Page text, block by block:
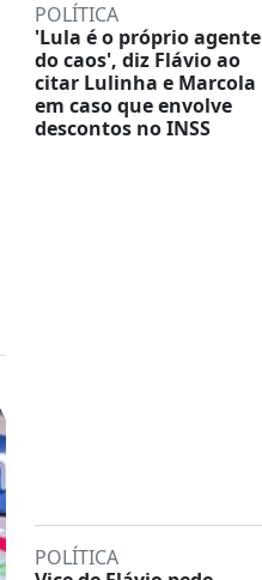
POLÍTICA
'Lula é o próprio agente
do caos', diz Flávio ao
citar Lulinha e Marcola
em caso que envolve
descontos no INSS
POLÍTICA